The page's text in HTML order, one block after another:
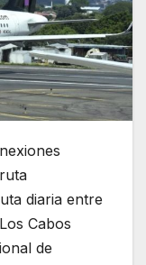
diaria entre
Cabos
de